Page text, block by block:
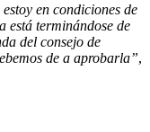
en condiciones de
está terminándose de
del consejo de
de a aprobarla”,